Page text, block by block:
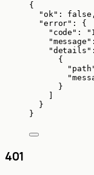
{
"ok" : false ,
"error" : {
"code" : "
"message"
"details"
{
}
}
}
401